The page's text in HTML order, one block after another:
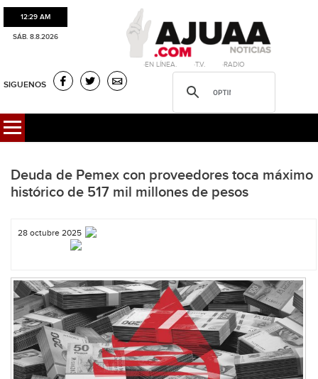
12:29 AM
SÁB. 8.8.2026
·EN LÍNEA. ·T.V. ·RADIO
SIGUENOS
Deuda de Pemex con proveedores toca máximo
histórico de 517 mil millones de pesos
28 octubre 2025